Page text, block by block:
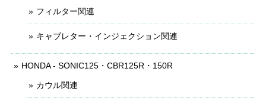
フィルター関連
キャブレター・インジェクション関連
HONDA - SONIC125・CBR125R・150R
カウル関連